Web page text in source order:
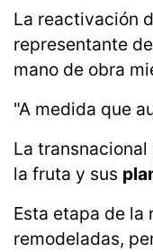
La reactivación
representante
mano de obra
"A medida que
La
la fruta y sus
Esta etapa de
remodeladas,